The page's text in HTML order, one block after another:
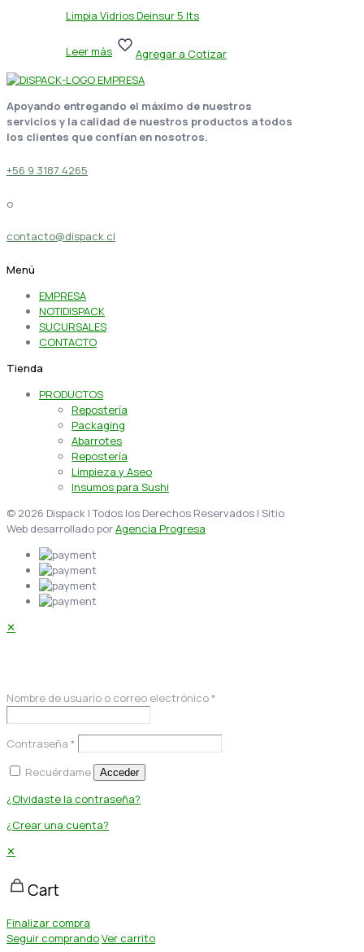
Limpia Vidrios Deinsur 5 lts
Leer más Agregar a Cotizar
Apoyando entregando el máximo de nuestros
servicios y la calidad de nuestros productos a todos
los clientes que confían en nosotros.
+56 9 3187 4265
o
contacto@dispack.cl
Menú
EMPRESA
NOTIDISPACK
SUCURSALES
CONTACTO
Tienda
PRODUCTOS
Repostería
Packaging
Abarrotes
Repostería
Limpieza y Aseo
Insumos para Sushi
© 2026 Dispack | Todos los Derechos Reservados | Sitio
Web desarrollado porAgencia Progresa
✕
Nombre de usuario o correo electrónico*
Contraseña *
Recuérdame
Acceder
¿Olvidaste la contraseña?
¿Crear una cuenta?
✕
Cart
Finalizar compra
Seguir comprandoVer carrito